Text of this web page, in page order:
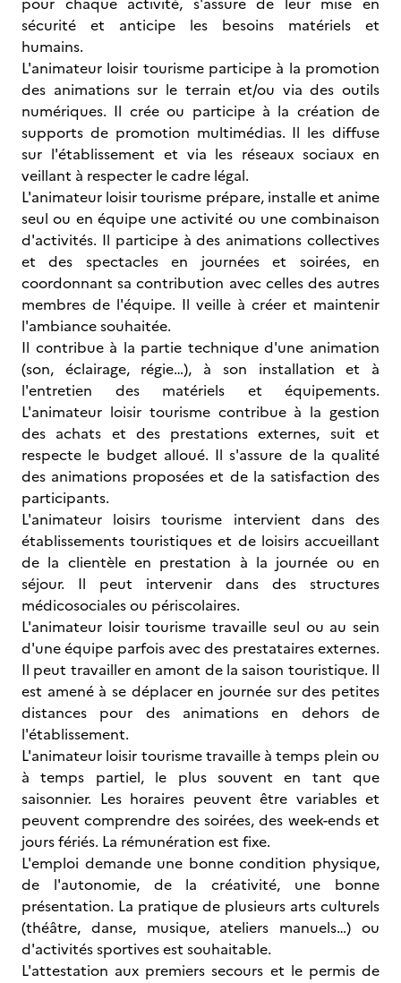
sécurité et anticipe les besoins matériels et
humains.
L'animateur loisir tourisme participe à la promotion
des animations sur le terrain et/ou via des outils
numériques. Il crée ou participe à la création de
supports de promotion multimédias. Il les diffuse
sur l'établissement et via les réseaux sociaux en
veillant à respecter le cadre légal.
L'animateur loisir tourisme prépare, installe et anime
seul ou en équipe une activité ou une combinaison
d'activités. Il participe à des animations collectives
et des spectacles en journées et soirées, en
coordonnant sa contribution avec celles des autres
membres de l'équipe. Il veille à créer et maintenir
l'ambiance souhaitée.
Il contribue à la partie technique d'une animation
(son, éclairage, régie…), à son installation et à
l'entretien des matériels et équipements.
L'animateur loisir tourisme contribue à la gestion
des achats et des prestations externes, suit et
respecte le budget alloué. Il s'assure de la qualité
des animations proposées et de la satisfaction des
participants.
L'animateur loisirs tourisme intervient dans des
établissements touristiques et de loisirs accueillant
de la clientèle en prestation à la journée ou en
séjour. Il peut intervenir dans des structures
médicosociales ou périscolaires.
L'animateur loisir tourisme travaille seul ou au sein
d'une équipe parfois avec des prestataires externes.
Il peut travailler en amont de la saison touristique. Il
est amené à se déplacer en journée sur des petites
distances pour des animations en dehors de
l'établissement.
L'animateur loisir tourisme travaille à temps plein ou
à temps partiel, le plus souvent en tant que
saisonnier. Les horaires peuvent être variables et
peuvent comprendre des soirées, des week-ends et
jours fériés. La rémunération est fixe.
L'emploi demande une bonne condition physique,
de l'autonomie, de la créativité, une bonne
présentation. La pratique de plusieurs arts culturels
(théâtre, danse, musique, ateliers manuels…) ou
d'activités sportives est souhaitable.
L'attestation aux premiers secours et le permis de